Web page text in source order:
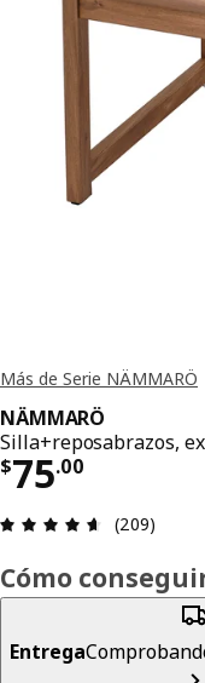
Más de Serie NÄMMARÖ
NÄMMARÖ
Silla+reposabrazos,
$75.00
Precio $
Reseña:
(209)
Cómo
Entrega